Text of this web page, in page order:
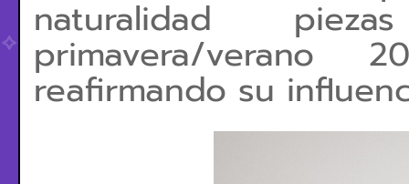
naturalidad
primavera/verano
reafirmando su